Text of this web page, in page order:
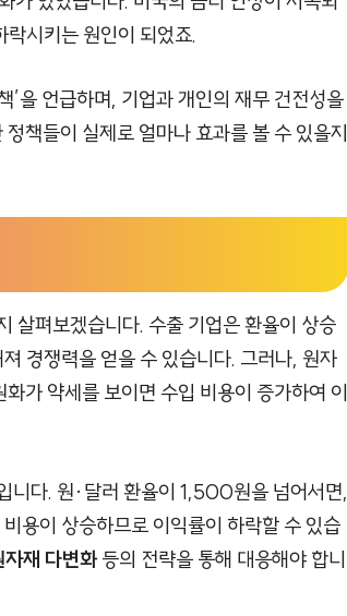
시키는 원인이 되었죠.
’을 언급하며, 기업과 개인의 재무 건전성을
책들이 실제로 얼마나 효과를 볼 수 있을지
살펴보겠습니다. 수출 기업은 환율이 상승
경쟁력을 얻을 수 있습니다. 그러나, 원자
가 약세를 보이면 수입 비용이 증가하여 이
니다. 원·달러 환율이 1,500원을 넘어서면,
용이 상승하므로 이익률이 하락할 수 있습
자재 다변화등의 전략을 통해 대응해야 합니